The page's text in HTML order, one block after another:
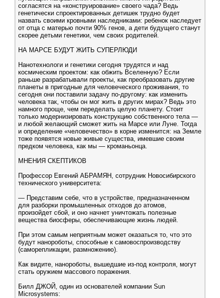
согласятся на «конструирование» своего чада? Ведь
генетически спроектированных детишек трудно будет
назвать своими кровными наследниками: ребенок наследует
от отца с матерью почти 90% генов, а дети будущего станут
скорее детьми генетики, чем своих родителей.
НА МАРСЕ БУДУТ ЖИТЬ СУПЕРЛЮДИ
Нанотехнологи и генетики сегодня трудятся и над
космическим проектом: как обжить Вселенную? Если
раньше разрабатывали проекты, как преобразовать другие
планеты в пригодные для человеческого проживания, то
сегодня они поставили задачу по-другому: как изменить
человека так, чтобы он мог жить в других мирах? Ведь это
намного проще, чем переделать целую планету. Стоит
только модернизировать конструкцию собственного тела —
и любой желающий сможет жить на Марсе или Луне. Тогда
и определение «человечество» в корне изменится: на Земле
тоже появятся новые живые существа, имевшие своим
предком человека, как мы — кроманьонца.
МНЕНИЯ СКЕПТИКОВ
Профессор Евгений АБРАМЯН, сотрудник Новосибирского
технического университета:
— Представим себе, что в устройстве, предназначенном
для разборки промышленных отходов до атомов,
произойдет сбой, и оно начнет уничтожать полезные
вещества биосферы, обеспечивающие жизнь людей.
При этом самым неприятным может оказаться то, что это
будут нанороботы, способные к самовоспроизводству
(саморепликации, размножению).
Как видите, нанороботы, вышедшие из-под контроля, могут
стать оружием массового поражения.
Билл ДЖОЙ, один из основателей компании Sun
Microsystems: